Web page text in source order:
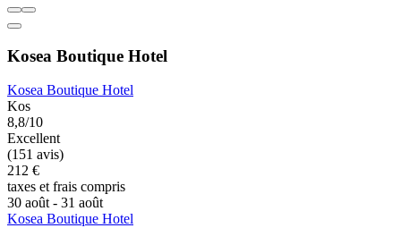
Kosea Boutique Hotel
Kosea Boutique Hotel
Kos
8,8/10
Excellent
(151 avis)
212 €
taxes et frais compris
30 août - 31 août
Kosea Boutique Hotel